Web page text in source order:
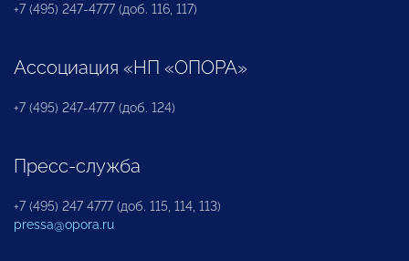
+7 (495) 247-4777 (доб. 116, 117)
Ассоциация «НП «ОПОРА»
+7 (495) 247-4777 (доб. 124)
Пресс-служба
+7 (495) 247 4777 (доб. 115, 114, 113)
pressa@opora.ru